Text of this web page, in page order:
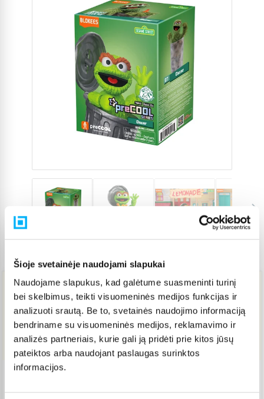
Šioje svetainėje naudojami slapukai
Naudojame slapukus, kad galėtume suasmeninti turinį
bei skelbimus, teikti visuomeninės medijos funkcijas ir
analizuoti srautą. Be to, svetainės naudojimo informaciją
bendriname su visuomeninės medijos, reklamavimo ir
analizės partneriais, kurie gali ją pridėti prie kitos jūsų
pateiktos arba naudojant paslaugas surinktos
informacijos.
18,15 €
Į KREPŠELĮ